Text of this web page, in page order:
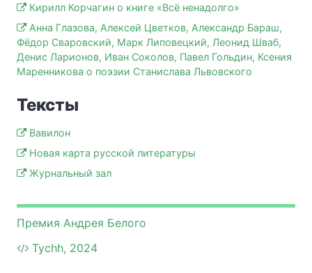
Кирилл Корчагин о книге «Всё ненадолго»
Анна Глазова, Алексей Цветков, Александр Бараш,
Фёдор Сваровский, Марк Липовецкий, Леонид Шваб,
Денис Ларионов, Иван Соколов, Павел Гольдин, Ксения
Маренникова о поэзии Станислава Львовского
Тексты
Вавилон
Новая карта русской литературы
Журнальный зал
Премия Андрея Белого
Tychh, 2024